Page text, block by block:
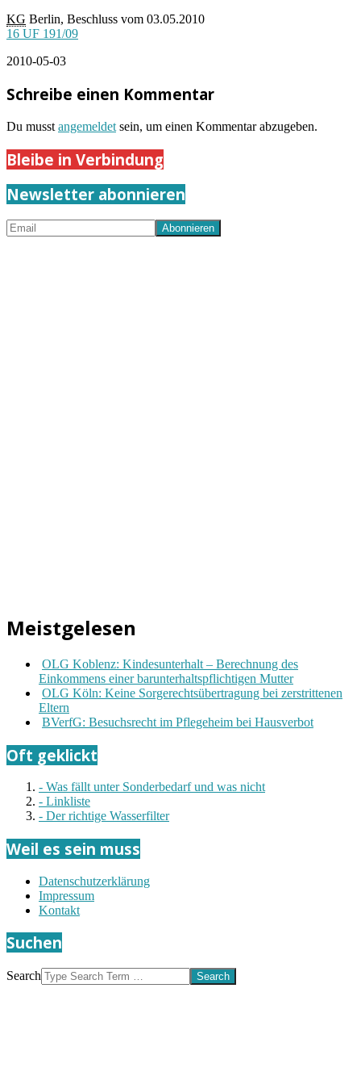
KG Berlin, Beschluss vom 03.05.2010
16 UF 191/09
2010-05-03
Schreibe einen Kommentar
Du musst angemeldet sein, um einen Kommentar abzugeben.
Bleibe in Verbindung
Newsletter abonnieren
Meistgelesen
OLG Koblenz: Kindesunterhalt – Berechnung des
Einkommens einer barunterhaltspflichtigen Mutter
OLG Köln: Keine Sorgerechtsübertragung bei zerstrittenen
Eltern
BVerfG: Besuchsrecht im Pflegeheim bei Hausverbot
Oft geklickt
- Was fällt unter Sonderbedarf und was nicht
- Linkliste
- Der richtige Wasserfilter
Weil es sein muss
Datenschutzerklärung
Impressum
Kontakt
Suchen
Search